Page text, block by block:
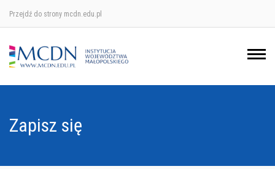
Przejdź do strony mcdn.edu.pl
Zapisz się
Ośrodek w Krakowie
Ośrodek w Nowym Sączu
Ośrodek w Tarnowie